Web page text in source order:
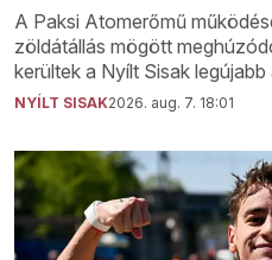
A Paksi Atomerőmű
zöldátállás mögött
kerültek a Nyílt Sisak
NYÍLT SISAK2026. aug. 7. 18:01